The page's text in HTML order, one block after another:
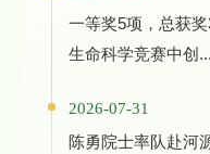
一等奖5项，总获
生命科学竞赛中创...
2026-07-31
陈勇院士率队赴河